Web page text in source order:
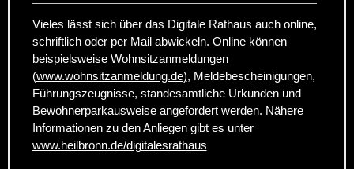
Vieles lässt sich über das Digitale Rathaus auch online,
schriftlich oder per Mail abwickeln. Online können
beispielsweise Wohnsitzanmeldungen
(www.wohnsitzanmeldung.de), Meldebescheinigungen,
Führungszeugnisse, standesamtliche Urkunden und
Bewohnerparkausweise angefordert werden. Nähere
Informationen zu den Anliegen gibt es unter
www.heilbronn.de/digitalesrathaus